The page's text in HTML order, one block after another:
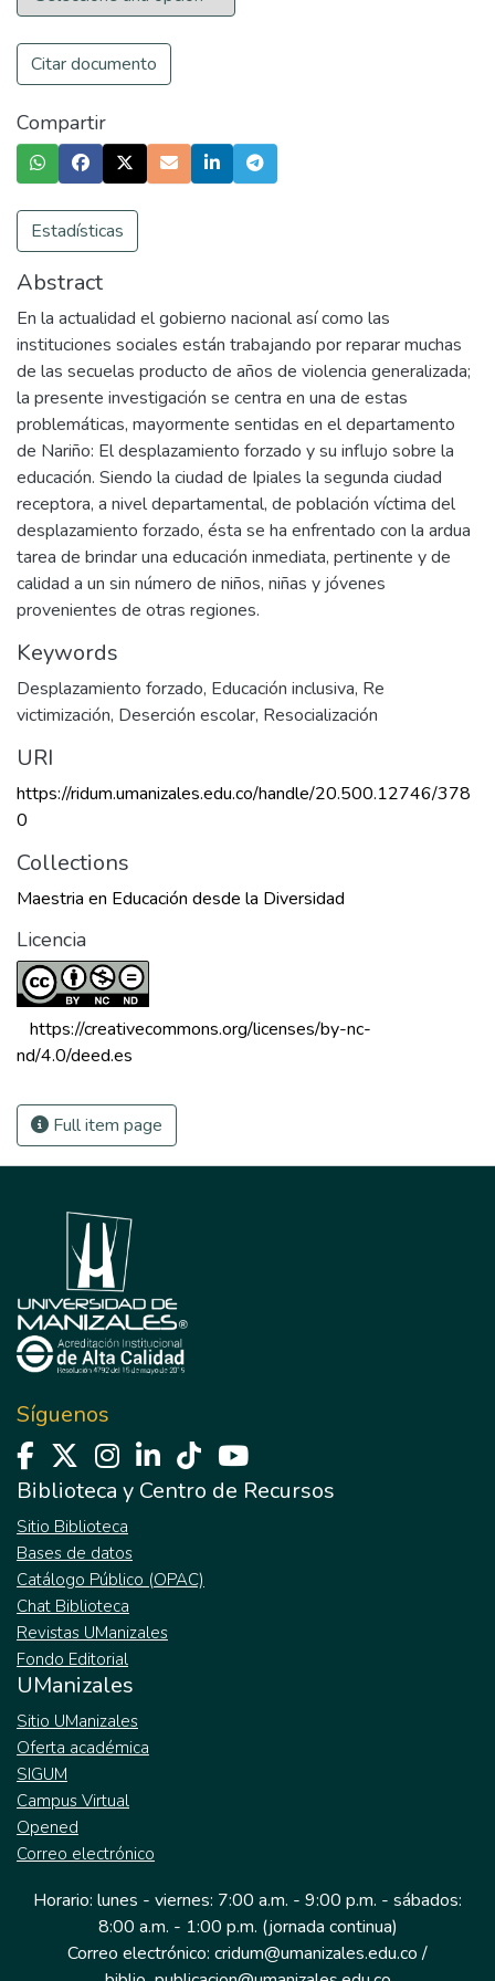
Citar documento
Compartir
Estadísticas
Abstract
En la actualidad el gobierno nacional así como las
instituciones sociales están trabajando por reparar muchas
de las secuelas producto de años de violencia generalizada;
la presente investigación se centra en una de estas
problemáticas, mayormente sentidas en el departamento
de Nariño: El desplazamiento forzado y su influjo sobre la
educación. Siendo la ciudad de Ipiales la segunda ciudad
receptora, a nivel departamental, de población víctima del
desplazamiento forzado, ésta se ha enfrentado con la ardua
tarea de brindar una educación inmediata, pertinente y de
calidad a un sin número de niños, niñas y jóvenes
provenientes de otras regiones.
Keywords
Desplazamiento forzado, Educación inclusiva, Re
victimización, Deserción escolar, Resocialización
URI
https://ridum.umanizales.edu.co/handle/20.500.12746/378
0
Collections
Maestria en Educación desde la Diversidad
Licencia
https://creativecommons.org/licenses/by-nc-
nd/4.0/deed.es
Full item page
Síguenos
Biblioteca y Centro de Recursos
Sitio Biblioteca
Bases de datos
Catálogo Público (OPAC)
Chat Biblioteca
Revistas UManizales
Fondo Editorial
UManizales
Sitio UManizales
Oferta académica
SIGUM
Campus Virtual
Opened
Correo electrónico
Horario: lunes - viernes: 7:00 a.m. - 9:00 p.m. - sábados:
8:00 a.m. - 1:00 p.m. (jornada continua)
Correo electrónico: cridum@umanizales.edu.co /